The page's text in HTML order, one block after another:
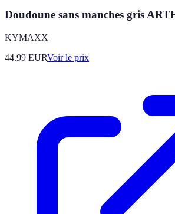
Doudoune sans manches gris
KYMAXX
44.99 EURVoir le prix